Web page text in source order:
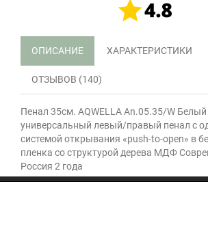
ОПИСАНИЕ ХАРАКТЕРИСТИКИ
ОТЗЫВОВ (140)
Пенал 35см. AQWELLA An.05.35/W
универсальный левый/правый пенал с
системой открывания «push-to-open» в
пленка со структурой дерева МДФ
Россия 2 года